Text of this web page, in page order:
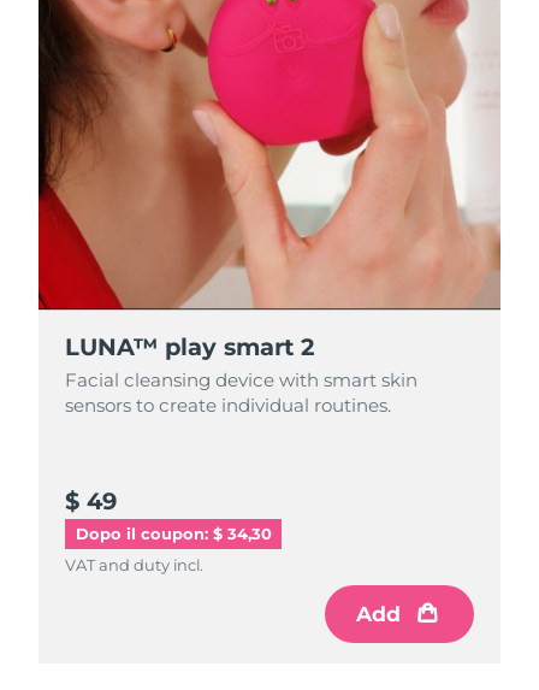
LUNA™ play smart 2
Facial cleansing device with smart skin
sensors to create individual routines.
$ 49
Dopo il coupon: $ 34,30
VAT and duty incl.
Add